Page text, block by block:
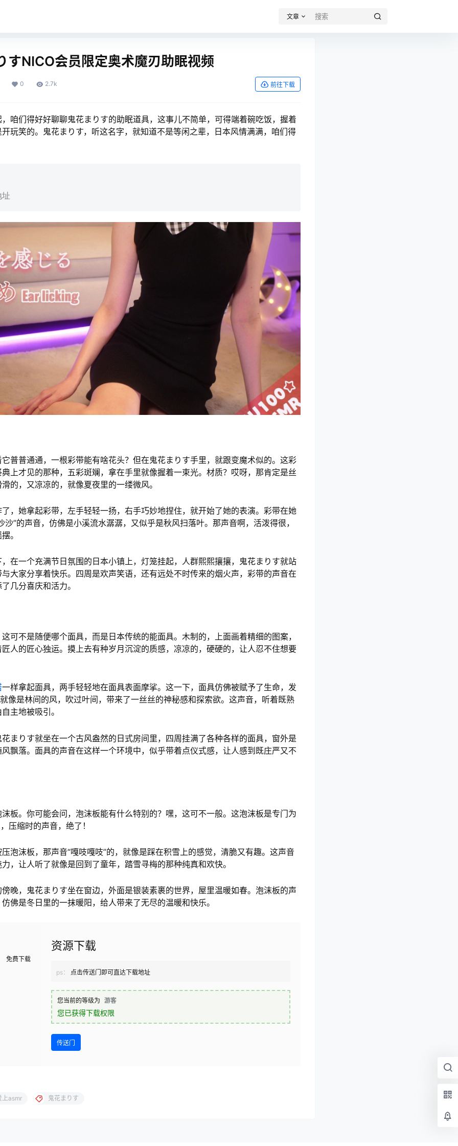
文章
すNICO会员限定奥术魔刃助眠视频
0 2.7k 前往下载
咱们得好好聊聊鬼花まりす的助眠道具，这事儿不简单，可得端着碗吃饭，握着
玩笑的。鬼花まりす，听这名字，就知道不是等闲之辈，日本风情满满，咱们得
址
普普通通，一根彩带能有啥花头？但在鬼花まりす手里，就跟变魔术似的。这彩
上才见的那种，五彩斑斓，拿在手里就像握着一束光。材质？哎呀，那肯定是丝
的，又凉凉的，就像夏夜里的一缕微风。
，她拿起彩带，左手轻轻一扬，右手巧妙地捏住，就开始了她的表演。彩带在她
沙”的声音，仿佛是小溪流水潺潺，又似乎是秋风扫落叶。那声音啊，活泼得很，
。
在一个充满节日氛围的日本小镇上，灯笼挂起，人群熙熙攘攘，鬼花まりす就站
大家分享着快乐。四周是欢声笑语，还有远处不时传来的烟火声，彩带的声音在
几分喜庆和活力。
可不是随便哪个面具，而是日本传统的能面具。木制的，上面画着精细的图案，
人的匠心独运。摸上去有种岁月沉淀的质感，凉凉的，硬硬的，让人忍不住想要
一样拿起面具，两手轻轻地在面具表面摩挲。这一下，面具仿佛被赋予了生命，发
像是林间的风，吹过叶间，带来了一丝丝的神秘感和探索欲。这声音，听着既熟
主地被吸引。
まりす就坐在一个古风盎然的日式房间里，四周挂满了各种各样的面具，窗外是
飘落。面具的声音在这样一个环境中，似乎带着点仪式感，让人感到既庄严又不
板。你可能会问，泡沫板能有什么特别的？嘿，这可不一般。这泡沫板是专门为
压缩时的声音，绝了！
泡沫板，那声音“嘎吱嘎吱”的，就像是踩在积雪上的感觉，清脆又有趣。这声音
，让人听了就像是回到了童年，踏雪寻梅的那种纯真和欢快。
晚，鬼花まりす坐在窗边，外面是银装素裹的世界，屋里温暖如春。泡沫板的声
佛是冬日里的一抹暖阳，给人带来了无尽的温暖和快乐。
免费下载
资源下载
ps： 点击传送门即可直达下载地址
您当前的等级为 游客
您已获得下载权限
传送门
上asmr 鬼花まりす